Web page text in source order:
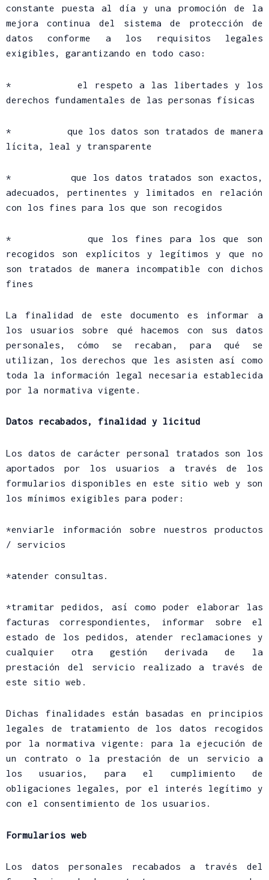
constante puesta al día y una promoción de la
mejora continua del sistema de protección de
datos conforme a los requisitos legales
exigibles, garantizando en todo caso:
* el respeto a las libertades y los
derechos fundamentales de las personas físicas
* que los datos son tratados de manera
lícita, leal y transparente
* que los datos tratados son exactos,
adecuados, pertinentes y limitados en relación
con los fines para los que son recogidos
* que los fines para los que son
recogidos son explícitos y legítimos y que no
son tratados de manera incompatible con dichos
fines
La finalidad de este documento es informar a
los usuarios sobre qué hacemos con sus datos
personales, cómo se recaban, para qué se
utilizan, los derechos que les asisten así como
toda la información legal necesaria establecida
por la normativa vigente.
Datos recabados, finalidad y licitud
Los datos de carácter personal tratados son los
aportados por los usuarios a través de los
formularios disponibles en este sitio web y son
los mínimos exigibles para poder:
*enviarle información sobre nuestros productos
/ servicios
*atender consultas.
*tramitar pedidos, así como poder elaborar las
facturas correspondientes, informar sobre el
estado de los pedidos, atender reclamaciones y
cualquier otra gestión derivada de la
prestación del servicio realizado a través de
este sitio web.
Dichas finalidades están basadas en principios
legales de tratamiento de los datos recogidos
por la normativa vigente: para la ejecución de
un contrato o la prestación de un servicio a
los usuarios, para el cumplimiento de
obligaciones legales, por el interés legítimo y
con el consentimiento de los usuarios.
Formularios web
Los datos personales recabados a través del